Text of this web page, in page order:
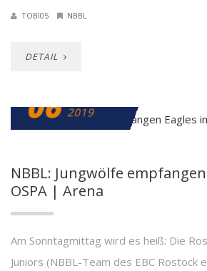
TOBI05 NBBL
DETAIL
06 2019
NBBL: Jungwölfe
OSPA | Arena
Am Sonntagmittag wird es heiß: Die
Juniors (NBBL-Team des EBC Rostock